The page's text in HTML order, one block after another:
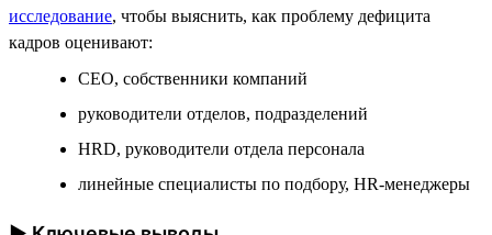
исследование, чтобы выяснить, как проблему дефицита
кадров оценивают:
CEO, собственники компаний
руководители отделов, подразделений
HRD, руководители отдела персонала
линейные специалисты по подбору, HR-менеджеры